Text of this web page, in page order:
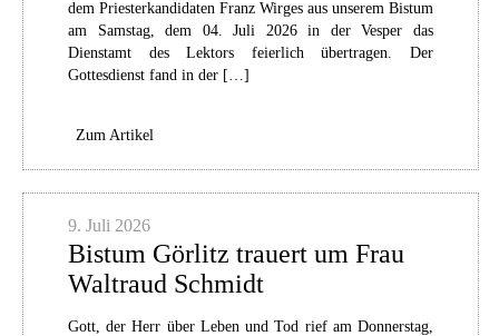
dem Priesterkandidaten Franz Wirges aus unserem Bistum
am Samstag, dem 04. Juli 2026 in der Vesper das
Dienstamt des Lektors feierlich übertragen. Der
Gottesdienst fand in der […]
Zum Artikel
9. Juli 2026
Bistum Görlitz trauert um Frau
Waltraud Schmidt
Gott, der Herr über Leben und Tod rief am Donnerstag,